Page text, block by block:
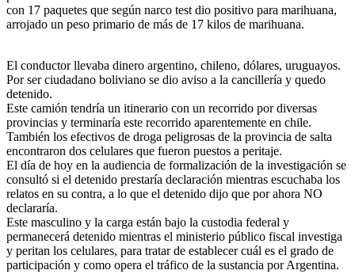
con 17 paquetes que según narco test dio positivo para marihuana,
arrojado un peso primario de más de 17 kilos de marihuana.
El conductor llevaba dinero argentino, chileno, dólares, uruguayos.
Por ser ciudadano boliviano se dio aviso a la cancillería y quedo
detenido.
Este camión tendría un itinerario con un recorrido por diversas
provincias y terminaría este recorrido aparentemente en chile.
También los efectivos de droga peligrosas de la provincia de salta
encontraron dos celulares que fueron puestos a peritaje.
El día de hoy en la audiencia de formalización de la investigación se
consultó si el detenido prestaría declaración mientras escuchaba los
relatos en su contra, a lo que el detenido dijo que por ahora NO
declararía.
Este masculino y la carga están bajo la custodia federal y
permanecerá detenido mientras el ministerio público fiscal investiga
y peritan los celulares, para tratar de establecer cuál es el grado de
participación y como opera el tráfico de la sustancia por Argentina.